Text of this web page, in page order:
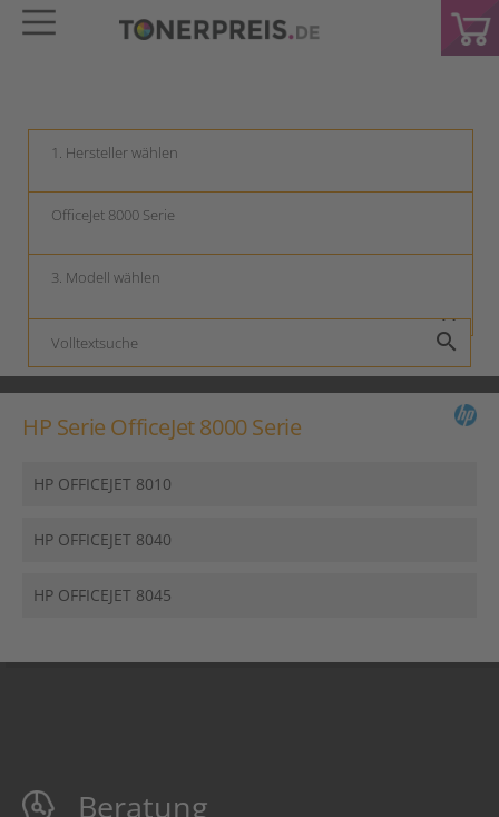
keyboard_arrow_down
keyboard_arrow_down
keyboard_arrow_down
search
HP Serie OfficeJet 8000 Serie
HP OFFICEJET 8010
HP OFFICEJET 8040
HP OFFICEJET 8045
Beratung